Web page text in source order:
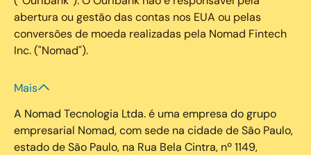
abertura ou gestão das contas nos EUA ou pelas
conversões de moeda realizadas pela Nomad Fintech
Inc. ("Nomad").
Mais
A Nomad Tecnologia Ltda. é uma empresa do grupo
empresarial Nomad, com sede na cidade de São Paulo,
estado de São Paulo, na Rua Bela Cintra, nº 1149,